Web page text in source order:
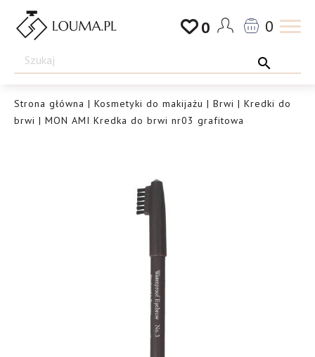
Przejdź
Drogeria
Louma.pl
0 0
Strona główna | Kosmetyki do makijażu | Brwi | Kredki do
brwi | MON AMI Kredka do brwi nr03 grafitowa